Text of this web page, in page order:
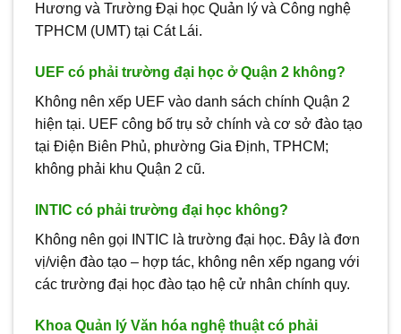
Hương và Trường Đại học Quản lý và Công nghệ
TPHCM (UMT) tại Cát Lái.
UEF có phải trường đại học ở Quận 2 không?
Không nên xếp UEF vào danh sách chính Quận 2
hiện tại. UEF công bố trụ sở chính và cơ sở đào tạo
tại Điện Biên Phủ, phường Gia Định, TPHCM;
không phải khu Quận 2 cũ.
INTIC có phải trường đại học không?
Không nên gọi INTIC là trường đại học. Đây là đơn
vị/viện đào tạo – hợp tác, không nên xếp ngang với
các trường đại học đào tạo hệ cử nhân chính quy.
Khoa Quản lý Văn hóa nghệ thuật có phải